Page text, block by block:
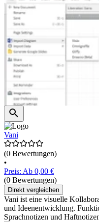
Vani
(0 Bewertungen)
•
Preis: Ab 0,00 €
(0 Bewertungen)
Direkt vergleichen
Vani ist eine visuelle
und Ideenentwicklung.
Sprachnotizen und